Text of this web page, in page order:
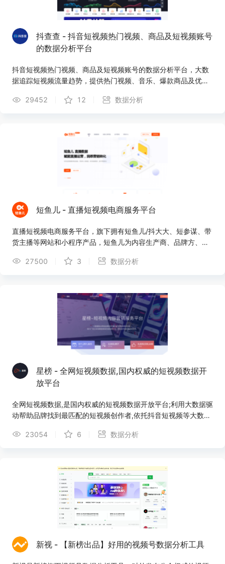
抖查查 - 抖音短视频热门视频、商品及短视频账号
的数据分析平台
抖音短视频热门视频、商品及短视频账号的数据分析平台，大数
据追踪短视频流量趋势，提供热门视频、音乐、爆款商品及优质
流量变现。
29452 12 数据分析
短鱼儿 - 直播短视频电商服务平台
直播短视频电商服务平台，旗下拥有短鱼儿/抖大大、短参谋、带
货主播等网站和小程序产品，短鱼儿为内容生产商、品牌方、商
销效果评估及综合性解决方案，帮助企业驱动业务决策。
27500 3 数据分析
星榜 - 全网短视频数据,国内权威的短视频数据开
放平台
全网短视频数据,是国内权威的短视频数据开放平台;利用大数据驱
动帮助品牌找到最匹配的短视频创作者,依托抖音短视频等大数据
广告主实现精准高效的短视频投放,直接有效的帮助广告主实现持
23054 6 数据分析
新视 - 【新榜出品】好用的视频号数据分析工具